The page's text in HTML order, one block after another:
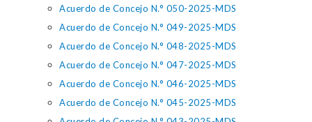
Acuerdo de Concejo N.° 050-2025-MDS
Acuerdo de Concejo N.° 049-2025-MDS
Acuerdo de Concejo N.° 048-2025-MDS
Acuerdo de Concejo N.° 047-2025-MDS
Acuerdo de Concejo N.° 046-2025-MDS
Acuerdo de Concejo N.° 045-2025-MDS